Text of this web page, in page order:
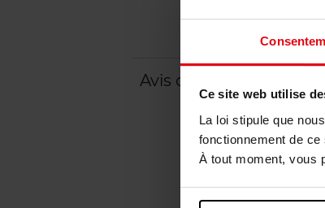
Ce site web utilise
La loi stipule que
fonctionnement de
À tout moment, vous
Avis client